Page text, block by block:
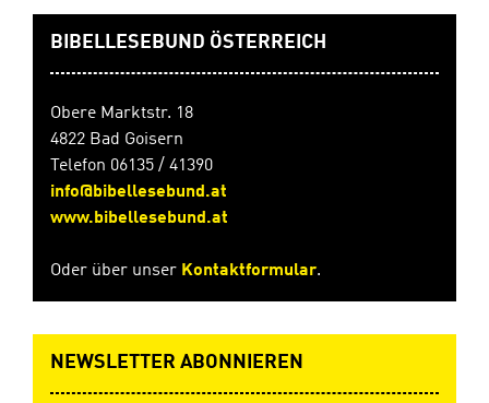
BIBELLESEBUND ÖSTERREICH
Obere Marktstr. 18
4822 Bad Goisern
Telefon 06135 / 41390
info@bibellesebund.at
www.bibellesebund.at
Oder über unser Kontaktformular.
NEWSLETTER ABONNIEREN